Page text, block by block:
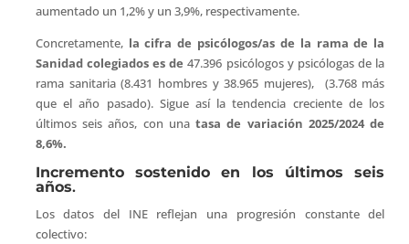
aumentado un 1,2% y un 3,9%, respectivamente.
Concretamente, la cifra de psicólogos/as de la rama de la
Sanidad colegiados es de47.396 psicólogos y psicólogas de la
rama sanitaria (8.431 hombres y 38.965 mujeres),
(3.768 más
que el año pasado). Sigue así la tendencia creciente de los
últimos seis años, con unatasa de variación 2025/2024 de
8,6%.
Incremento sostenido en los últimos seis
años.
Los datos del INE reflejan una progresión constante del
colectivo: